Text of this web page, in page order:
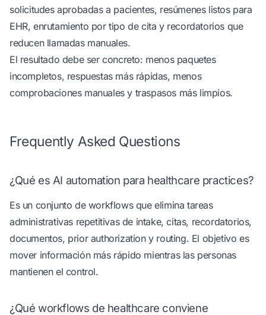
solicitudes aprobadas a pacientes, resúmenes listos para
EHR, enrutamiento por tipo de cita y recordatorios que
reducen llamadas manuales.
El resultado debe ser concreto: menos paquetes
incompletos, respuestas más rápidas, menos
comprobaciones manuales y traspasos más limpios.
Frequently Asked Questions
¿Qué es AI automation para healthcare practices?
Es un conjunto de workflows que elimina tareas
administrativas repetitivas de intake, citas, recordatorios,
documentos, prior authorization y routing. El objetivo es
mover información más rápido mientras las personas
mantienen el control.
¿Qué workflows de healthcare conviene